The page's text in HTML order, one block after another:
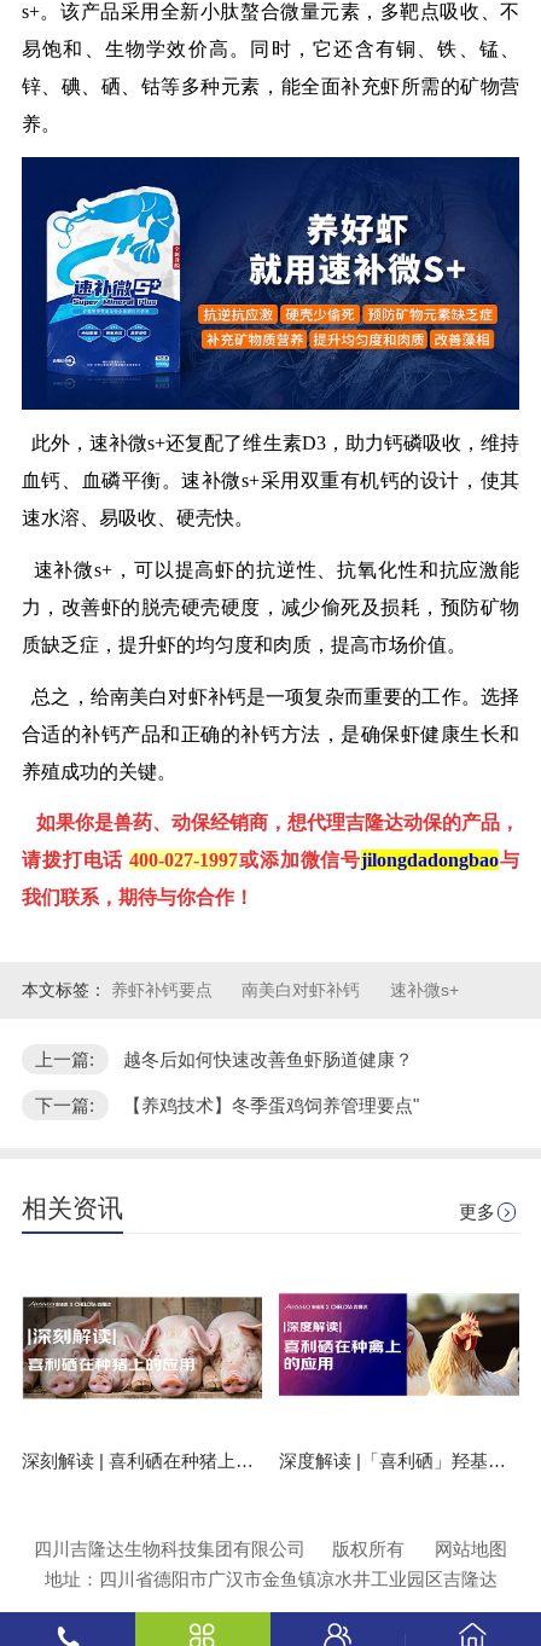
s+。该产品采用全新小肽螯合微量元素，多靶点吸收、不
易饱和、生物学效价高。同时，它还含有铜、铁、锰、
锌、碘、硒、钴等多种元素，能全面补充虾所需的矿物营
养。
此外，速补微s+还复配了维生素D3，助力钙磷吸收，维持
血钙、血磷平衡。速补微s+采用双重有机钙的设计，使其
速水溶、易吸收、硬壳快。
速补微s+，可以提高虾的抗逆性、抗氧化性和抗应激能
力，改善虾的脱壳硬壳硬度，减少偷死及损耗，预防矿物
质缺乏症，提升虾的均匀度和肉质，提高市场价值。
总之，给南美白对虾补钙是一项复杂而重要的工作。选择
合适的补钙产品和正确的补钙方法，是确保虾健康生长和
养殖成功的关键。
如果你是兽药、动保经销商，想代理吉隆达动保的产品，
请拨打电话 400-027-1997或添加微信号jilongdadongbao与
我们联系，期待与你合作！
本文标签： 养虾补钙要点 南美白对虾补钙 速补微s+
上一篇: 越冬后如何快速改善鱼虾肠道健康？
下一篇: 【养鸡技术】冬季蛋鸡饲养管理要点"
相关资讯 更多
深刻解读 | 喜利硒在种猪上的应用 深度解读 |「喜利硒」羟基硒代蛋氨酸在种禽上的应用
四川吉隆达生物科技集团有限公司 版权所有
网站地图
地址：四川省德阳市广汉市金鱼镇凉水井工业园区吉隆达